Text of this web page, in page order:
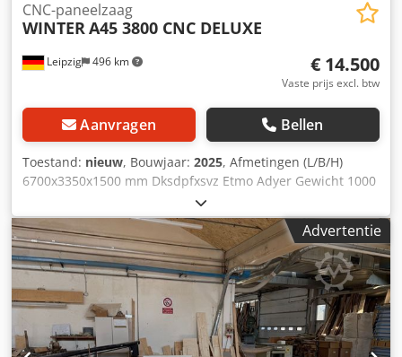
Leipzig 496 km
CNC-paneelzaag
WINTERA45 3800 CNC DELUXE
€ 14.500
Vaste prijs excl. btw
Aanvragen Bellen
Toestand: nieuw, Bouwjaar: 2025, Afmetingen (L/B/H)
6700x3350x1500 mm Dksdpfxsvz Etmo Adyer Gewicht 1000
kg Totale vermogensbehoefte 9 kW CNC-formaatzaag A45
3800 CNC DELUXE Technische gegevens: - Zaaglengte 3800
mm - Zaagbreedte 1250 mm - Zaaghoogte 90° 130 mm -
Zaaghoogte 45° 90 mm - Zaagblad 45° kantelbaar - Max.
zaagbladdiameter 400 mm - Diameter scorerzaagblad 120
x 20 mm - Toerental hoofdzaagblad 3000 / 4000 / 5000 tpm
- Toerental scorerzaagblad 8000 tpm - Motor 7,5 kW / 400 V
- Scorermotor 0,75 pk - Afmeting schuiftafelprofiel 420 mm
breed - Gietijzeren tafel 1020 x 690 mm - Aanzuigmond 90
Advertentie